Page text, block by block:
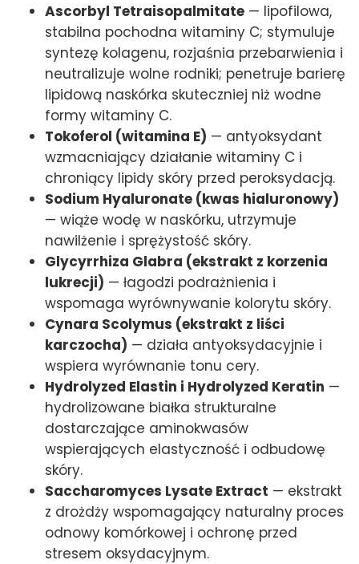
Ascorbyl Tetraisopalmitate — lipofilowa,
stabilna pochodna witaminy C; stymuluje
syntezę kolagenu, rozjaśnia przebarwienia i
neutralizuje wolne rodniki; penetruje barierę
lipidową naskórka skuteczniej niż wodne
formy witaminy C.
Tokoferol (witamina E) — antyoksydant
wzmacniający działanie witaminy C i
chroniący lipidy skóry przed peroksydacją.
Sodium Hyaluronate (kwas hialuronowy)
— wiąże wodę w naskórku, utrzymuje
nawilżenie i sprężystość skóry.
Glycyrrhiza Glabra (ekstrakt z korzenia
lukrecji) — łagodzi podrażnienia i
wspomaga wyrównywanie kolorytu skóry.
Cynara Scolymus (ekstrakt z liści
karczocha) — działa antyoksydacyjnie i
wspiera wyrównanie tonu cery.
Hydrolyzed Elastin i Hydrolyzed Keratin —
hydrolizowane białka strukturalne
dostarczające aminokwasów
wspierających elastyczność i odbudowę
skóry.
Saccharomyces Lysate Extract — ekstrakt
z drożdży wspomagający naturalny proces
odnowy komórkowej i ochronę przed
stresem oksydacyjnym.